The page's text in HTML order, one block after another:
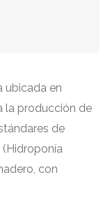
ubicada en
la producción de
de
con